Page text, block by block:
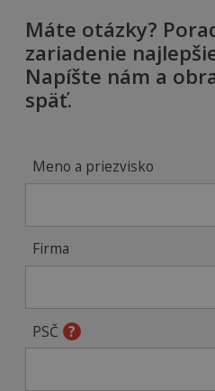
Máte otázky?
zariadenie
Napíšte nám a
späť.
Meno a priezvisko
Firma
PSČ